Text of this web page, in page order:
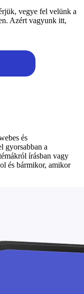
vegye fel velünk a
Azért vagyunk itt,
és
gyorsabban a
írásban vagy
és bármikor, amikor